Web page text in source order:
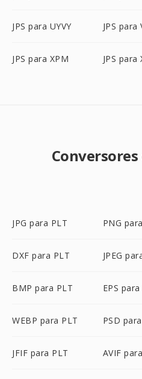
JPS para UYVY JPS para
JPS para XPM JPS para
JPG para PLT PNG
DXF para PLT JPEG
BMP para PLT EPS
WEBP para PLT PSD
JFIF para PLT AVIF